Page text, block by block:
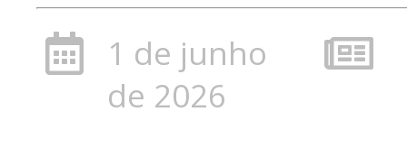
1 de junho
de 2026